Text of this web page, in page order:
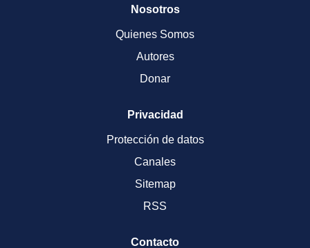
Nosotros
Quienes Somos
Autores
Donar
Privacidad
Protección de datos
Canales
Sitemap
RSS
Contacto